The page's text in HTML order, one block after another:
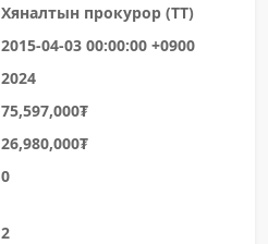
Хяналтын прокурор (ТТ)
2015-04-03 00:00:00 +0900
2024
75,597,000₮
26,980,000₮
0
2